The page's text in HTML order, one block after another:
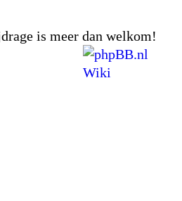
is meer dan welkom!